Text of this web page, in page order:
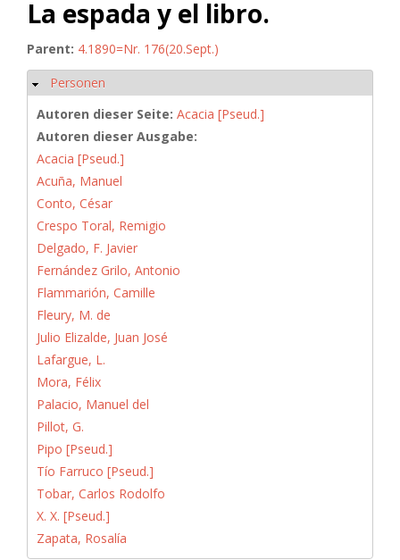
La espada y el libro.
Parent: 4.1890=Nr. 176(20.Sept.)
Ausblenden
Personen
Autoren dieser Seite: Acacia [Pseud.]
Autoren dieser Ausgabe:
Acacia [Pseud.]
Acuña, Manuel
Conto, César
Crespo Toral, Remigio
Delgado, F. Javier
Fernández Grilo, Antonio
Flammarión, Camille
Fleury, M. de
Julio Elizalde, Juan José
Lafargue, L.
Mora, Félix
Palacio, Manuel del
Pillot, G.
Pipo [Pseud.]
Tío Farruco [Pseud.]
Tobar, Carlos Rodolfo
X. X. [Pseud.]
Zapata, Rosalía